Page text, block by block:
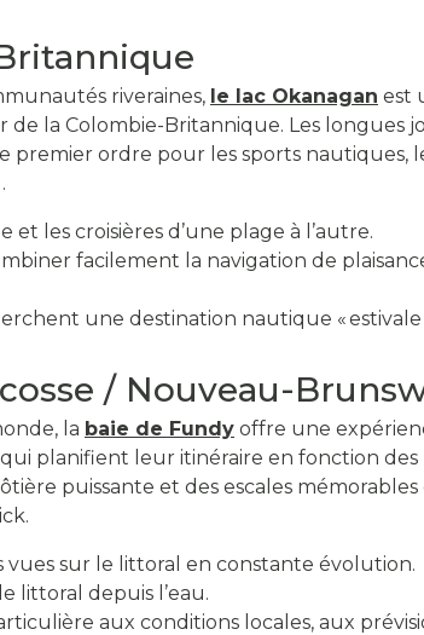
riveraines, le lac Okanagan est
la Colombie-Britannique. Les longues
premier ordre pour les sports nautiques,
les croisières d’une plage à l’autre.
facilement la navigation de
une destination nautique « estivale
/ Nouveau-
la baie de Fundy offre une
planifient leur itinéraire en fonction
puissante et des escales
vues sur le littoral en constante évolution.
littoral depuis l’eau.
aux conditions locales, aux